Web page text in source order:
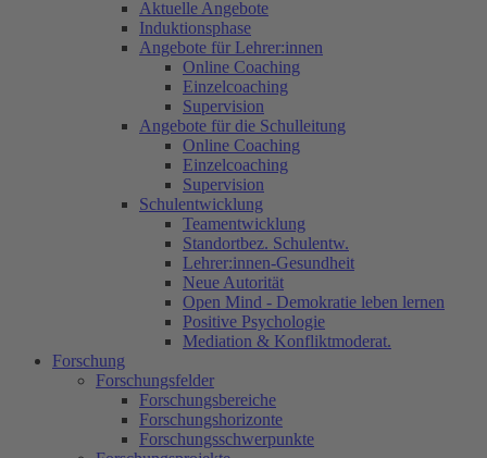
Aktuelle Angebote
Induktionsphase
Angebote für Lehrer:innen
Online Coaching
Einzelcoaching
Supervision
Angebote für die Schulleitung
Online Coaching
Einzelcoaching
Supervision
Schulentwicklung
Teamentwicklung
Standortbez. Schulentw.
Lehrer:innen-Gesundheit
Neue Autorität
Open Mind - Demokratie leben lernen
Positive Psychologie
Mediation & Konfliktmoderat.
Forschung
Forschungsfelder
Forschungsbereiche
Forschungshorizonte
Forschungsschwerpunkte